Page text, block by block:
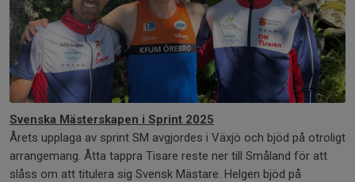
Svenska Mästerskapen i Sprint 2025
Årets upplaga av sprint SM avgjordes i Växjö och bjöd på otroligt
arrangemang. Åtta tappra Tisare reste ner till Småland för att
slåss om att titulera sig Svensk Mästare. Helgen bjöd på